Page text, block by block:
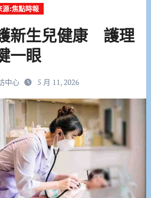
源:焦點時報
新生兒健康 護理
一眼
中心 5 月 11, 2026